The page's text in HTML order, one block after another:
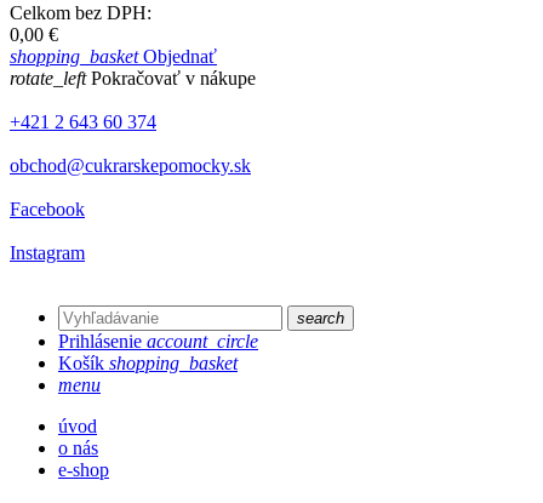
Celkom bez DPH:
0,00 €
shopping_basketObjednať
rotate_leftPokračovať v nákupe
+421 2 643 60 374
obchod@cukrarskepomocky.sk
Facebook
Instagram
search
Prihlásenie account_circle
Košík shopping_basket
menu
úvod
o nás
e-shop